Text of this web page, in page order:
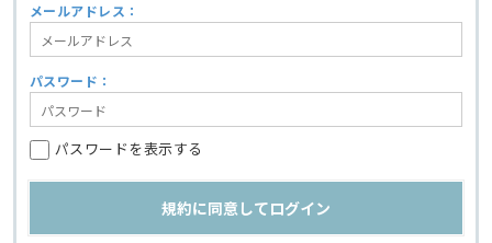
メールアドレス：
パスワード：
パスワードを表示する